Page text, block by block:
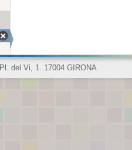
Pl. del Vi, 1. 17004 GIRONA